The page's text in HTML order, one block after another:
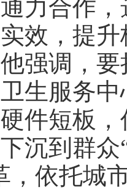
力合作
效，提
强调，
生服务
件短板
沉到群
，依托城